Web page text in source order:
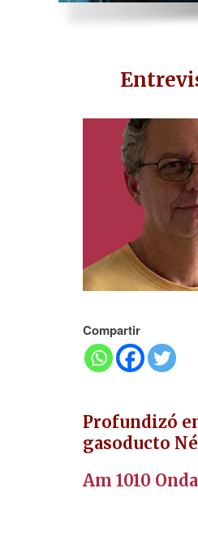
Compartir
Profundizó
gasoducto
Am 1010 Onda